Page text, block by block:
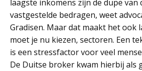
laagste inkomens zijn de dupe van
vastgestelde bedragen, weet
Gradisen. Maar dat maakt het ook
moet je nu kiezen, sectoren. Een
is een stressfactor voor veel
De Duitse broker kwam hierbij als